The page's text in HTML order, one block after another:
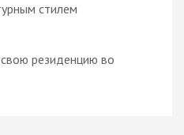
стилем
резиденцию во